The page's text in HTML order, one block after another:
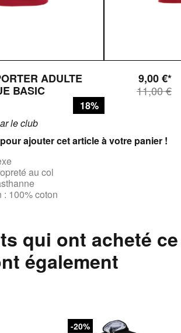
ADULTE
BASIC
9,00 €*
11,00 €
18%
le club
ajouter cet article à votre panier !
au col
100% coton
qui ont acheté ce
également
-20%